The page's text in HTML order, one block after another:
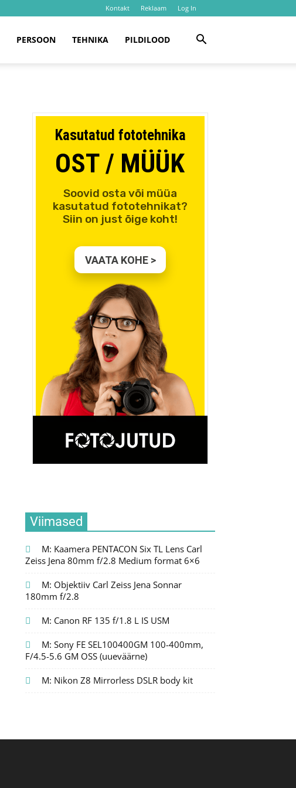
Kontakt Reklaam Log In
PERSOON TEHNIKA PILDILOOD
Viimased
M: Kaamera PENTACON Six TL Lens Carl
Zeiss Jena 80mm f/2.8 Medium format 6×6
M: Objektiiv Carl Zeiss Jena Sonnar
180mm f/2.8
M: Canon RF 135 f/1.8 L IS USM
M: Sony FE SEL100400GM 100-400mm,
F/4.5-5.6 GM OSS (uueväärne)
M: Nikon Z8 Mirrorless DSLR body kit